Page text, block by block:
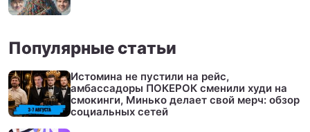
Популярные статьи
Истомина не пустили на рейс,
амбассадоры ПОКЕРОК сменили худи на
смокинги, Минько делает свой мерч: обзор
социальных сетей